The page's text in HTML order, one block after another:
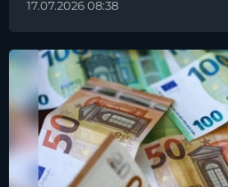
17.07.2026 08:38